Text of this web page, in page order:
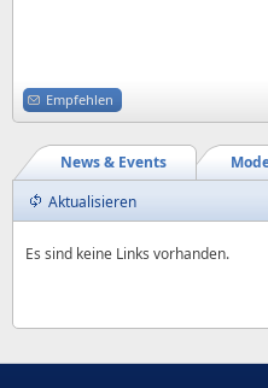
Empfehlen
News & Events
Aktualisieren
Es sind keine Links vorhanden.